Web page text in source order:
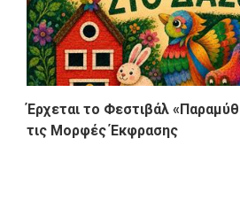
Έρχεται το Φεστιβάλ
τις Μορφές Έκφρασης